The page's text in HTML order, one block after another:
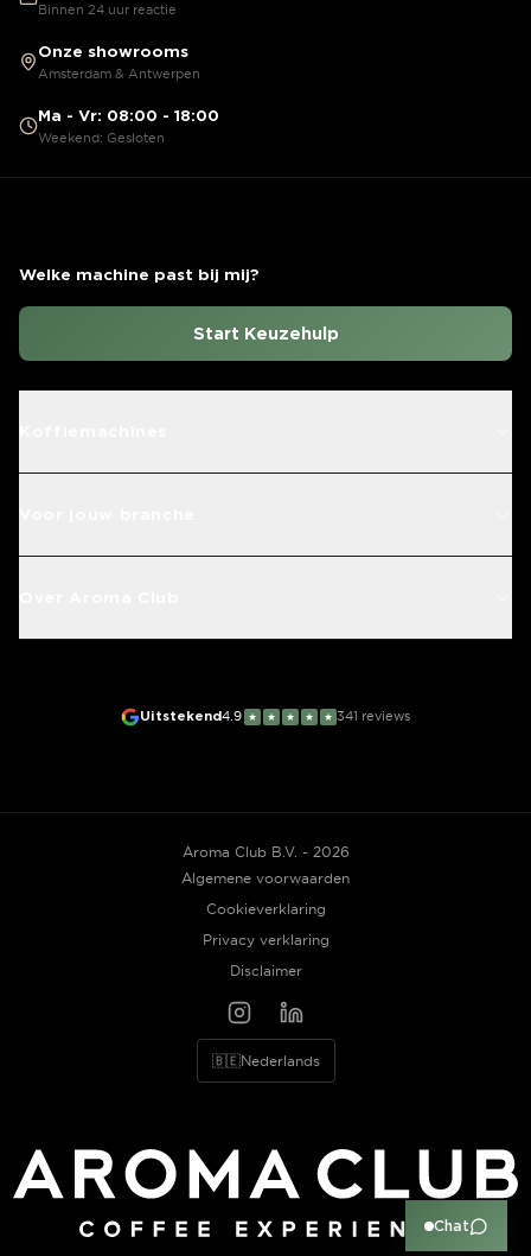
Binnen 24 uur reactie
Onze showrooms
Amsterdam & Antwerpen
Ma - Vr: 08:00 - 18:00
Weekend: Gesloten
Welke machine past bij mij?
Start Keuzehulp
Uitstekend4.9 ★ ★ ★ ★ ★ 341 reviews
Aroma Club B.V. - 2026
Algemene voorwaarden
Cookieverklaring
Privacy verklaring
Disclaimer
🇧🇪Nederlands
Chat